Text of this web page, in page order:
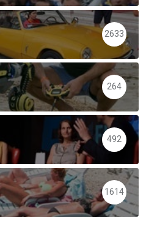
2633
264
492
1614